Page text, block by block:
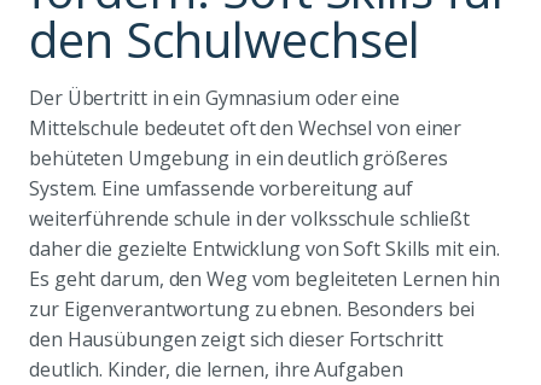
den Schulwechsel
Der Übertritt in ein Gymnasium oder eine
Mittelschule bedeutet oft den Wechsel von einer
behüteten Umgebung in ein deutlich größeres
System. Eine umfassende vorbereitung auf
weiterführende schule in der volksschule schließt
daher die gezielte Entwicklung von Soft Skills mit ein.
Es geht darum, den Weg vom begleiteten Lernen hin
zur Eigenverantwortung zu ebnen. Besonders bei
den Hausübungen zeigt sich dieser Fortschritt
deutlich. Kinder, die lernen, ihre Aufgaben